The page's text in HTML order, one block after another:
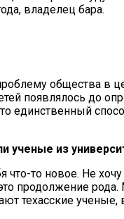
владелец бара.
общества в
появлялось до
единственный
из
то новое. Не
продолжение
техасские ученые,